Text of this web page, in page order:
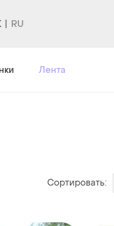
Лента
Сортировать: